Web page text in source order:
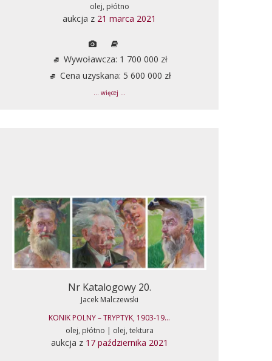
olej, płótno
aukcja z 21 marca 2021
Wywoławcza: 1 700 000 zł
Cena uzyskana: 5 600 000 zł
... więcej ...
Nr Katalogowy 20.
Jacek Malczewski
KONIK POLNY – TRYPTYK, 1903-19...
olej, płótno | olej, tektura
aukcja z 17 października 2021